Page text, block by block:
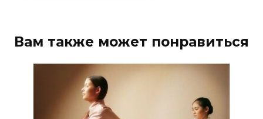
Вам также может понравиться